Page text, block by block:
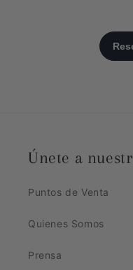
Únete a
Puntos de Venta
Quienes Somos
Prensa